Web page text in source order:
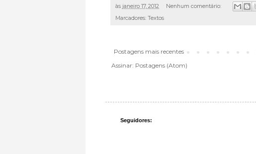
às janeiro 17, 2012
Nenhum comentário:
Marcadores: Textos
Postagens mais recentes
Assinar: Postagens (Atom)
Seguidores: